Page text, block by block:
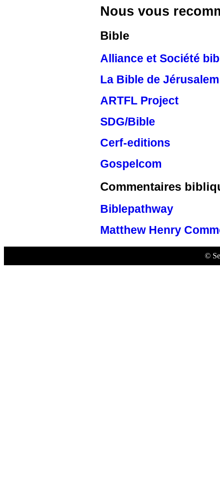
Nous vous
Bible
Alliance et Société
La Bible de Jérusalem
ARTFL Project
SDG/Bible
Cerf-editions
Gospelcom
Commentaires
Biblepathway
Matthew Henry
©